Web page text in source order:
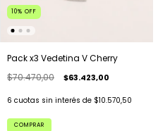
10% OFF
Pack x3 Vedetina V Cherry
$70.470,00
$63.423,00
6 cuotas sin interés de $10.570,50
COMPRAR